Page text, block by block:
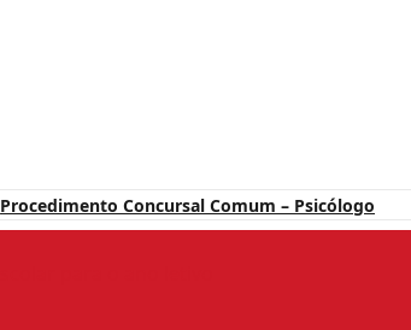
Procedimento Concursal Comum – Psicólogo